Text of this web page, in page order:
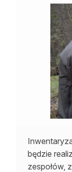
będzie
zespołów,